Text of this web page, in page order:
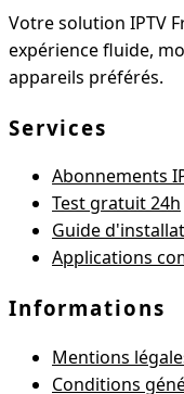
Votre solution IPTV
expérience fluide,
appareils préférés.
Services
Abonnements
Test gratuit 24h
Guide
Applications
Informations
Mentions
Conditions